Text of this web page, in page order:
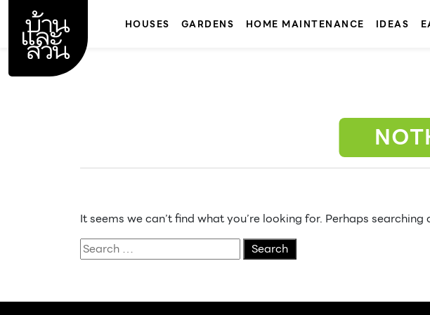
content
HOUSES GARDENS HOME MAINTENANCE IDEAS
It seems we can’t find what you’re looking for. Perhaps searching
Search
for: